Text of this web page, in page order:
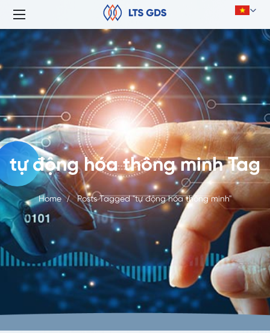
tự động hóa thông minh Tag
Home Posts Tagged "tự động hóa thông minh"